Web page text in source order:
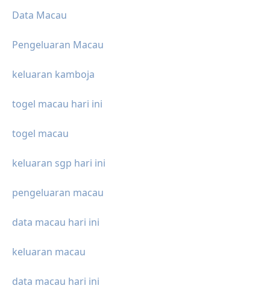
Data Macau
Pengeluaran Macau
keluaran kamboja
togel macau hari ini
togel macau
keluaran sgp hari ini
pengeluaran macau
data macau hari ini
keluaran macau
data macau hari ini